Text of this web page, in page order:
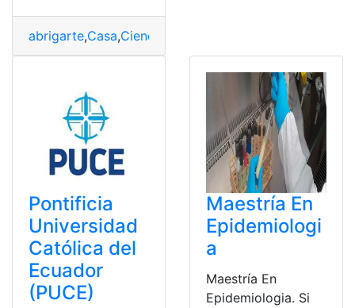
abrigarte,Casa,Ciencia
Pontificia
Universidad
Católica del
Ecuador
(PUCE)
Maestría En
Epidemiologi
a
Maestría En
Epidemiologia. Si